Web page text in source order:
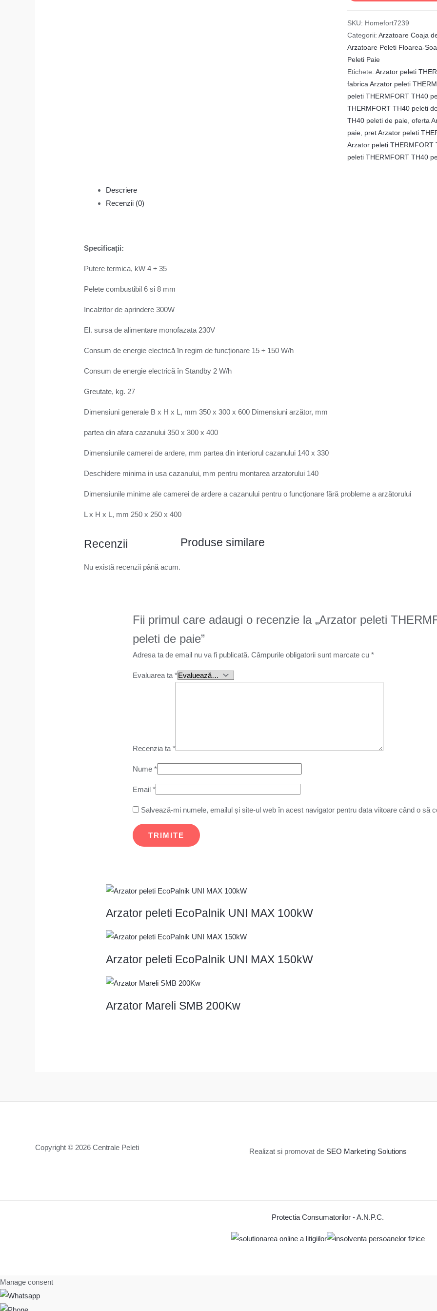
SKU: Homefort7239
Categorii: Arzatoare Coaja
Arzatoare Peleti Floarea-
Peleti Paie
Etichete: Arzator peleti
fabrica Arzator peleti
peleti THERMFORT TH40
THERMFORT TH40 peleti
TH40 peleti de paie, oferta
paie, pret Arzator peleti
Arzator peleti THERMFORT
peleti THERMFORT TH40
Descriere
Recenzii (0)
Specificații:
Putere termica, kW 4 ÷ 35
Pelete combustibil 6 si 8 mm
Incalzitor de aprindere 300W
El. sursa de alimentare monofazata 230V
Consum de energie electrică în regim de funcționare 15 ÷ 150 W/h
Consum de energie electrică în Standby 2 W/h
Greutate, kg. 27
Dimensiuni generale B x H x L, mm 350 x 300 x 600 Dimensiuni arzător, mm
partea din afara cazanului 350 x 300 x 400
Dimensiunile camerei de ardere, mm partea din interiorul cazanului 140 x 330
Deschidere minima in usa cazanului, mm pentru montarea arzatorului 140
Dimensiunile minime ale camerei de ardere a cazanului pentru o funcționare fără probleme a arzătorului
L x H x L, mm 250 x 250 x 400
Recenzii
Nu există recenzii până acum.
Fii primul care adaugi o recenzie la „Arzator peleti
peleti de paie”
Adresa ta de email nu va fi publicată. Câmpurile obligatorii sunt marcate cu*
Evaluarea ta*
Recenzia ta*
Nume*
Email*
Salvează-mi numele, emailul și site-ul web în acest navigator pentru data viitoare când o să
Produse similare
Arzator peleti EcoPalnik UNI MAX 100kW
Arzator peleti EcoPalnik UNI MAX 150kW
Arzator Mareli SMB 200Kw
Copyright © 2026 Centrale Peleti Realizat si promovat de SEO Marketing Solutions
Protectia Consumatorilor - A.N.P.C.
Manage consent